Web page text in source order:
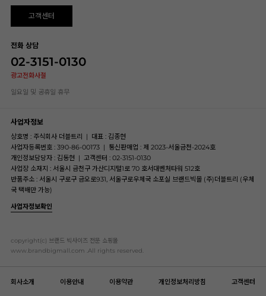
고객센터
전화 상담
02-3151-0130
광고전화사절
일요일 및 공휴일 휴무
사업자정보
상호명 : 주식회사 더블트리 | 대표 : 김종현
사업자등록번호 : 390-86-00173 | 통신판매업 : 제 2023-서울금천-2024호
개인정보담당자 : 김동현 | 고객센터 : 02-3151-0130
사업장 소재지 : 서울시 금천구 가산디지털1로 70 호서대벤처타워 512호
반품주소 : 서울시 구로구 금오로931, 서울구로우체국 소포실 브랜드빅몰 (주)더블트리 (우체
국 택배만 가능)
사업자정보확인
copyright(c) 브랜드 빅사이즈 전문 쇼핑몰
www.brandbigmall.com .All rights reserved.
회사소개 이용안내 이용약관 개인정보처리방침 고객센터